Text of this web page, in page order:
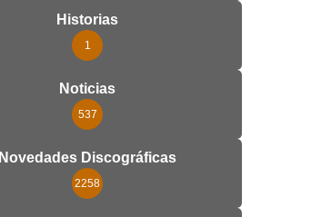
Historias
1
Noticias
537
Novedades Discográficas
2258